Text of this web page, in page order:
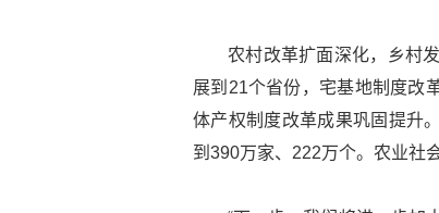
农村改革扩面深化，乡村
展到21个省份，宅基地制度改
体产权制度改革成果巩固提升
到390万家、222万个。农业社